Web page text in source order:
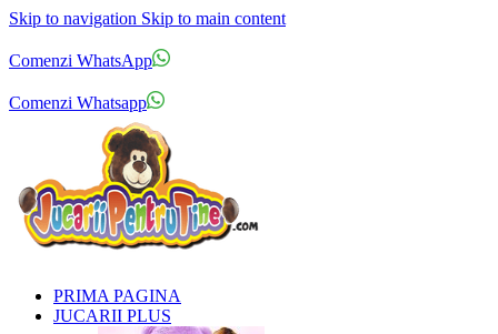
Skip to navigation Skip to main content
Comenzi WhatsApp
Comenzi Whatsapp
PRIMA PAGINA
JUCARII PLUS